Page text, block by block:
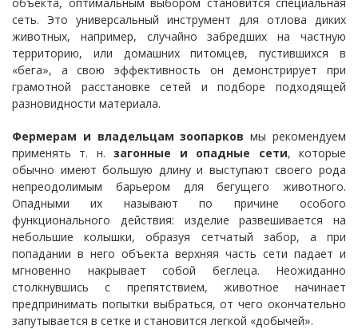
сеть. Это универсальный инструмент для отлова диких
животных, например, случайно забредших на частную
территорию, или домашних питомцев, пустившихся в
«бега», а свою эффективность он демонстрирует при
грамотной расстановке сетей и подборе подходящей
разновидности материала.
Фермерам и владельцам зоопарков мы рекомендуем
применять т. н.загонные и опадные сети, которые
обычно имеют большую длину и выступают своего рода
непреодолимым барьером для бегущего животного.
Опадными их называют по причине особого
функционального действия: изделие развешивается на
небольшие колышки, образуя сетчатый забор, а при
попадании в него объекта верхняя часть сети падает и
мгновенно накрывает собой беглеца. Неожиданно
столкнувшись с препятствием, животное начинает
предпринимать попытки выбраться, от чего окончательно
запутывается в сетке и становится легкой «добычей».